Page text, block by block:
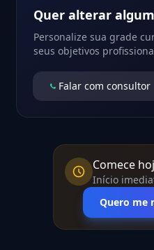
Quer alterar
Personalize sua grade
seus objetivos
Falar com consultor
Comece
Início
Quero me